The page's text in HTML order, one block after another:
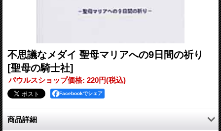
不思議なメダイ 聖母マリアへの9日間の祈り
[聖母の騎士社]
パウルスショップ価格: 220円(税込)
Facebookでシェア
商品詳細